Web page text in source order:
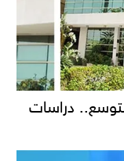
دراسات